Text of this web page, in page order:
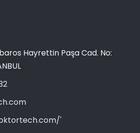
Hayrettin Paşa Cad. No:
'